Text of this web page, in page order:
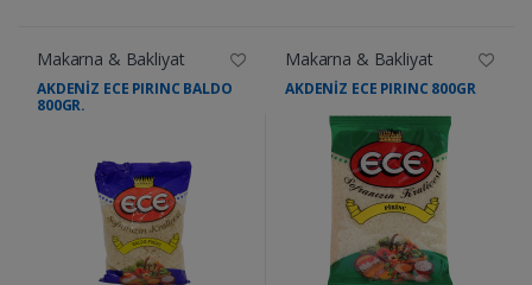
Makarna & Bakliyat
AKDENİZ ECE PIRINC BALDO
800GR.
Makarna & Bakliyat
AKDENİZ ECE PIRINC 800GR